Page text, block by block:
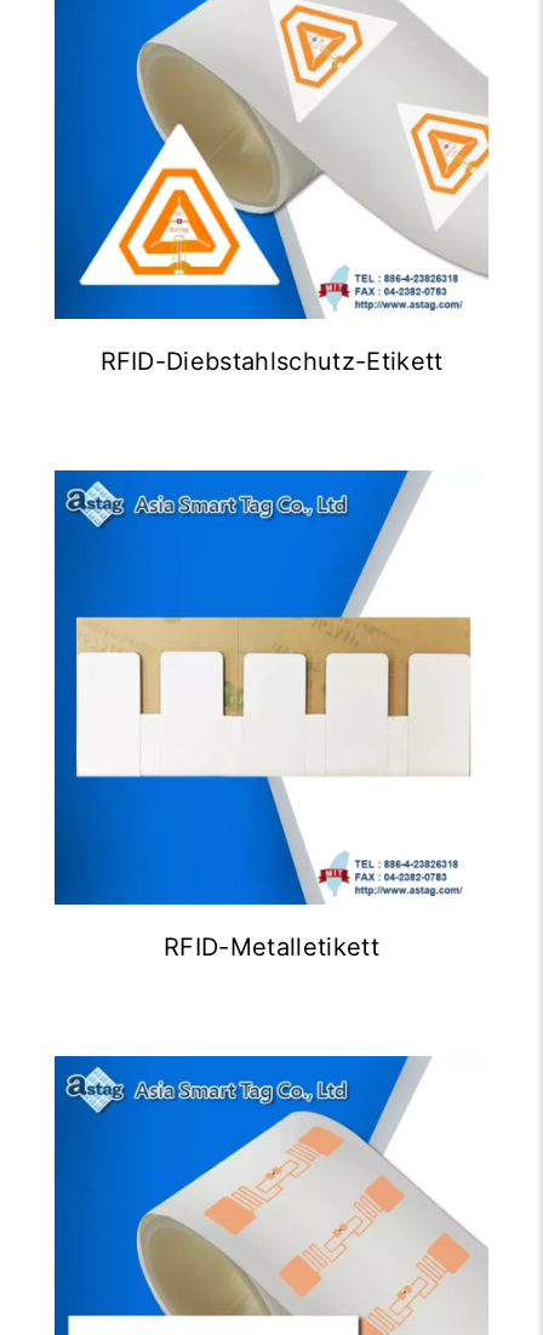
RFID-Diebstahlschutz-Etikett
RFID-Metalletikett